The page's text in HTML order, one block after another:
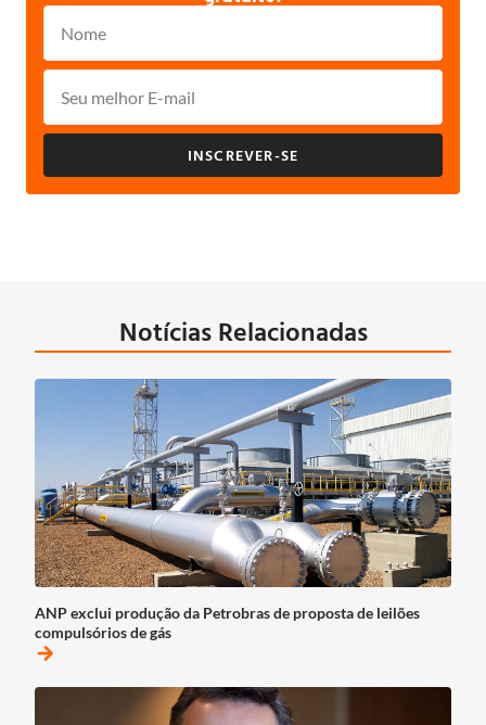
INSCREVER-SE
Notícias Relacionadas
ANP exclui produção da Petrobras de proposta de leilões
compulsórios de gás
arrow_forward